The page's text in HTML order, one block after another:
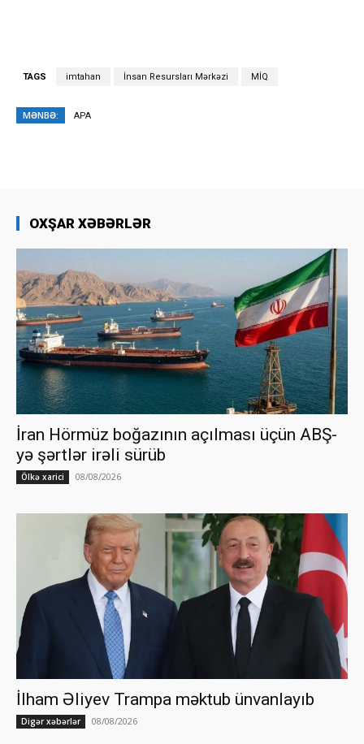
TAGS imtahan İnsan Resursları Mərkəzi MİQ
MƏNBƏ: APA
OXŞAR XƏBƏRLƏR
İran Hörmüz boğazının açılması üçün ABŞ-
yə şərtlər irəli sürüb
Ölkə xarici 08/08/2026
İlham Əliyev Trampa məktub ünvanlayıb
Digər xəbərlər 08/08/2026